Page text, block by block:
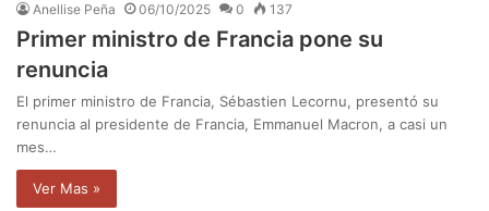
Anellise Peña 06/10/2025 0 137
Primer ministro de Francia pone su
renuncia
El primer ministro de Francia, Sébastien Lecornu, presentó su
renuncia al presidente de Francia, Emmanuel Macron, a casi un
mes…
Ver Mas »